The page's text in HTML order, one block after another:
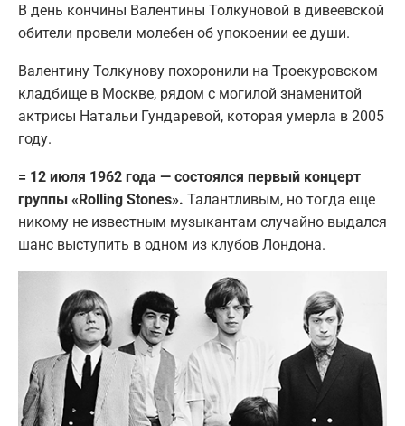
В день кончины Валентины Толкуновой в дивеевской
обители провели молебен об упокоении ее души.
Валентину Толкунову похоронили на Троекуровском
кладбище в Москве, рядом с могилой знаменитой
актрисы Натальи Гундаревой, которая умерла в 2005
году.
= 12 июля 1962 года — состоялся первый концерт
группы «Rolling Stones». Талантливым, но тогда еще
никому не известным музыкантам случайно выдался
шанс выступить в одном из клубов Лондона.